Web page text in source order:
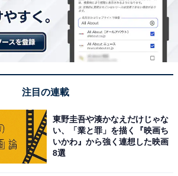
注目の連載
東野圭吾や湊かなえだけじゃな
い、「業と罪」を描く『映画ち
いかわ』から強く連想した映画
8選